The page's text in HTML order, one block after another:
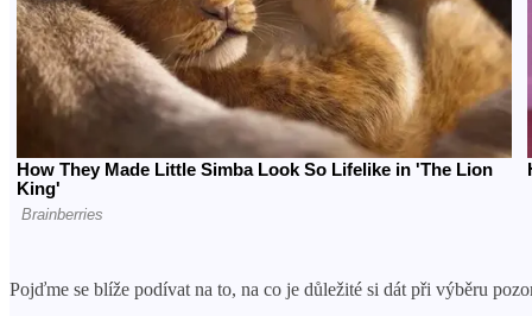
Pojďme se blíže podívat na to, na co je důležité si dát při výběru